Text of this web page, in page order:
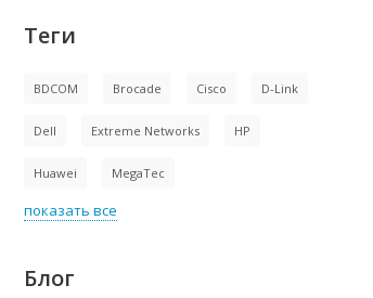
Теги
BDCOM Brocade Cisco D-Link
Dell Extreme Networks HP
Huawei MegaTec
показать все
Блог